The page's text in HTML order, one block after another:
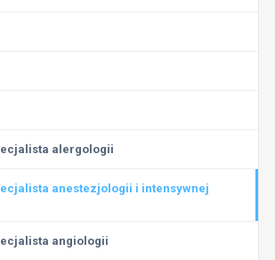
alergologii
anestezjologii i intensywnej
angiologii